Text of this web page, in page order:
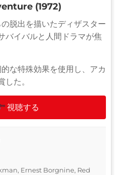
(1972)
脱出を描いたディザスター
バイバルと人間ドラマが焦
な特殊効果を使用し、アカ
た。
視聴する
Ernest Borgnine, Red